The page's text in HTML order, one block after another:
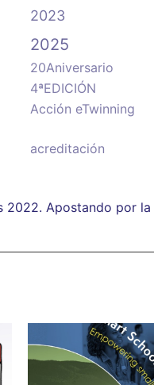
2023
2025
20Aniversario
4ªEDICIÓN
Acción eTwinning
acreditación
2022. Apostando por